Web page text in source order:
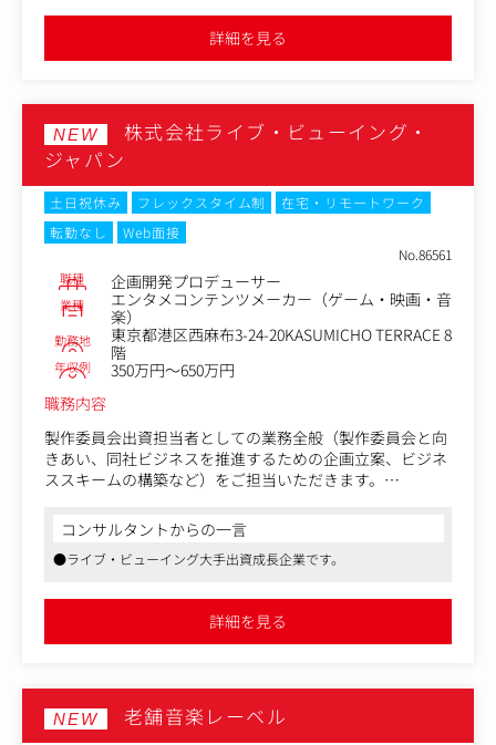
映像を撮影し編集するだけでなく、担当するチームや選手
との関係構築が鍵を握るポジションです。「今日は〇〇を
●スポーツ好きには非常にマッチングする案件です。スポーツ業
界の未来を一緒につくってくれる方を求めています
詳細を見る
NEW
株式会社ライブ・ビューイング・
ジャパン
土日祝休み フレックスタイム制
在宅・リモートワーク
転勤なし
Web面接
No.86561
職種 企画開発プロデューサー
業種
エンタメコンテンツメーカー（ゲーム・映画・音
楽）
勤務地
東京都港区西麻布3-24-20KASUMICHO TERRACE 8
階
年収例
350万円～650万円
職務内容
製作委員会出資担当者としての業務全般（製作委員会と向
きあい、同社ビジネスを推進するための企画立案、ビジネ
ススキームの構築など）をご担当いただきます。
との折衝、定例会議の議事進行、事業決算作業など）をご
担当いただきます。
・関係各所との折衝
・事業決算作業
※未経験の方は、まずはアシスタントとして上記全業務の
アシスタントをお願いいたします。「IPってなに？」レベ
ルからでも丁寧にサポートします。
コンサルタントからの一言
●ライブ・ビューイング大手出資成長企業です。
詳細を見る
NEW 老舗音楽レーベル